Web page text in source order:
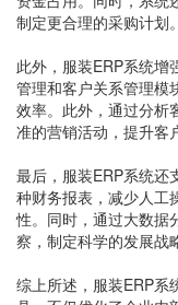
制定更合理的采购计划。
此外，服装ERP系统增
管理和客户关系管理模
效率。此外，通过分析
准的营销活动，提升客
最后，服装ERP系统还
种财务报表，减少人工
性。同时，通过大数据
察，制定科学的发展战
综上所述，服装ERP系